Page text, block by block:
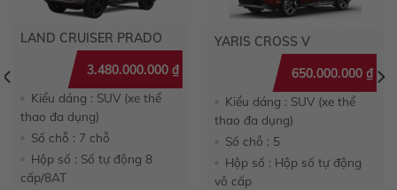
LAND CRUISER PRADO
3.480.000.000₫
Kiểu dáng : SUV (xe thể
thao đa dụng)
Số chỗ : 7 chỗ
Hộp số : Số tự động 8
cấp/8AT
YARIS CROSS V
650.000.000₫
Kiểu dáng : SUV (xe thể
thao đa dụng)
Số chỗ : 5
Hộp số : Hộp số tự động
vô cấp